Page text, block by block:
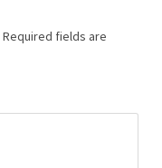
Required fields are